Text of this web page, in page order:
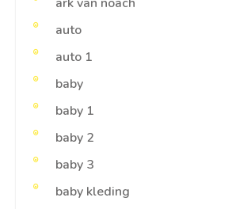
auto
auto 1
baby
baby 1
baby 2
baby 3
baby kleding